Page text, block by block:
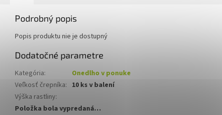
Podrobný popis
Popis produktu nie je dostupný
Dodatočné parametre
Kategória:
Onedlho v ponuke
Veľkosť črepníka: 10 ks v balení
Výška rastliny:
Položka bola vypredaná…